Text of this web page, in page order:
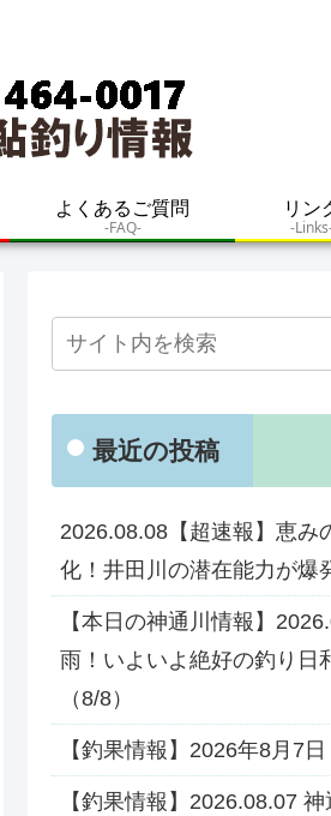
よくあるご質問
-FAQ-
リン
-
最近の投稿
2026.08.08【超速報】恵み
化！井田川の潜在能力が爆
【本日の神通川情報】
雨！いよいよ絶好の釣り日
（8/8）
【釣果情報】2026年8月7日
【釣果情報】2026.08.07 神